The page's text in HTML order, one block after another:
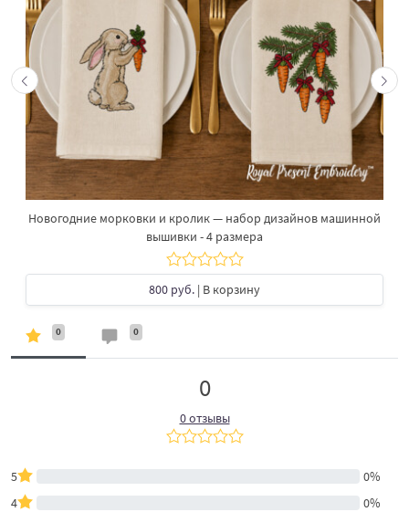
Новогодние морковки и кролик — набор дизайнов машинной
вышивки - 4 размера
800 руб. | В корзину
0 0
0
0 отзывы
5
0%
4
0%